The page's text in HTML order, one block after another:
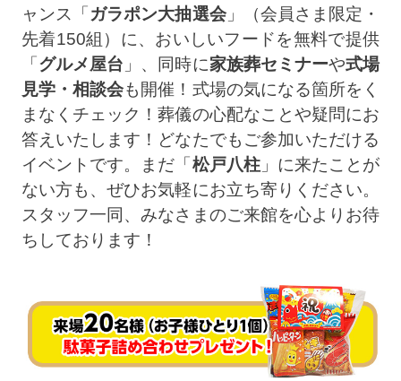
ャンス「 ガラポン大抽選会」（会員さま限定・
先着150組）に、おいしいフードを無料で提供
「 グルメ屋台 」、同時に家族葬セミナーや式場
見学・相談会も開催！式場の気になる箇所をく
まなくチェック！葬儀の心配なことや疑問にお
答えいたします！どなたでもご参加いただける
イベントです。まだ「 松戸八柱」に来たことが
ない方も、ぜひお気軽にお立ち寄りください。
スタッフ一同、みなさまのご来館を心よりお待
ちしております！